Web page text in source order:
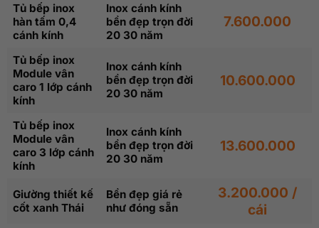
Tủ bếp inox
hàn tấm 0,4
cánh kính
Inox cánh kính
bền đẹp trọn đời
20 30 năm
7.600.000
Tủ bếp inox
Module vân
caro 1 lớp cánh
kính
Inox cánh kính
bền đẹp trọn đời
20 30 năm
10.600.000
Tủ bếp inox
Module vân
caro 3 lớp cánh
kính
Inox cánh kính
bền đẹp trọn đời
20 30 năm
13.600.000
Giường thiết kế
cốt xanh Thái
Bền đẹp giá rẻ
như đóng sẵn
3.200.000 /
cái